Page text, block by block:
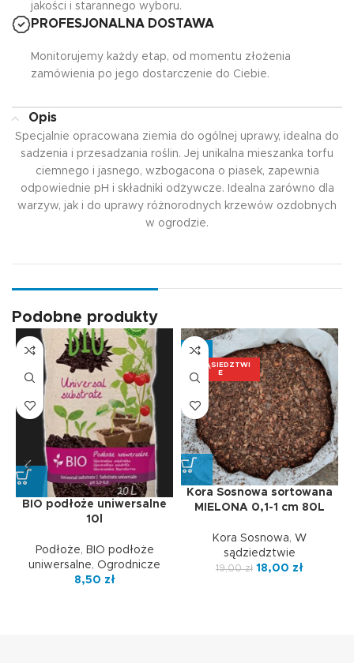
jakości i starannego wyboru.
PROFESJONALNA DOSTAWA
Monitorujemy każdy etap, od momentu złożenia
zamówienia po jego dostarczenie do Ciebie.
Opis
Specjalnie opracowana ziemia do ogólnej uprawy, idealna do
sadzenia i przesadzania roślin. Jej unikalna mieszanka torfu
ciemnego i jasnego, wzbogacona o piasek, zapewnia
odpowiednie pH i składniki odżywcze. Idealna zarówno dla
warzyw, jak i do uprawy różnorodnych krzewów ozdobnych
w ogrodzie.
Podobne produkty
BIO podłoże uniwersalne
10l
Podłoże, BIO podłoże
uniwersalne, Ogrodnicze
8,50 zł
-5%
W SĄSIEDZTWI
E
Kora Sosnowa sortowana
MIELONA 0,1-1 cm 80L
Kora Sosnowa, W
sądziedztwie
19,00zł 18,00 zł